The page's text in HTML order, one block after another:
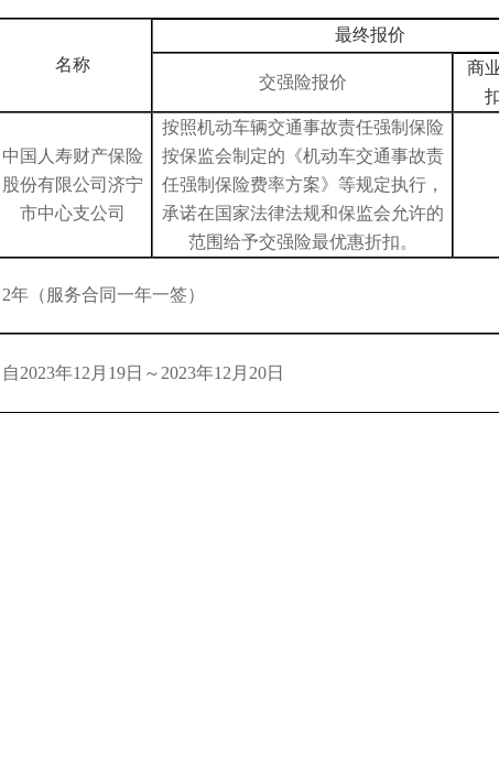
名称
最终报价
交强险报价
商
中国人寿财产保险
股份有限公司济宁
市中心支公司
按照机动车辆交通事故责任强制保险
按保监会制定的《机动车交通事故责
任强制保险费率方案》等规定执行，
承诺在国家法律法规和保监会允许的
范围给予交强险最优惠折扣。
2年（服务合同一年一签）
自2023年12月19日～2023年12月20日